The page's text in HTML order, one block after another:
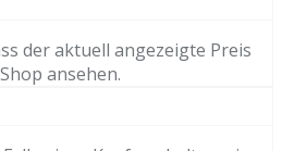
der aktuell angezeigte Preis
ansehen.